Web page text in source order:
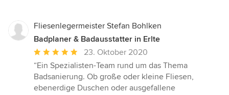
Fliesenlegermeister Stefan Bohlken
Badplaner & Badausstatter in Erlte
Durchschnittliche
Bewertung:
5
von
23. Oktober 2020
“Ein Spezialisten-Team rund um das Thema
Badsanierung. Ob große oder kleine Fliesen,
ebenerdige Duschen oder ausgefallene